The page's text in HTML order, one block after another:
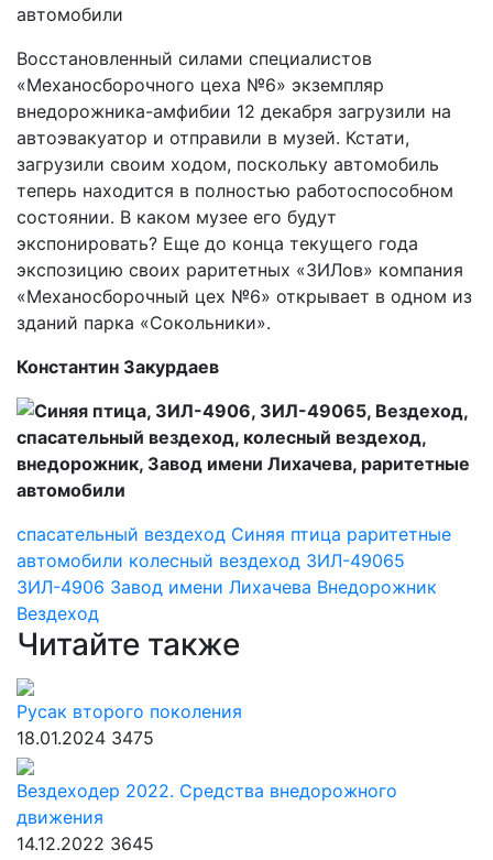
Восстановленный силами специалистов
«Механосборочного цеха №6» экземпляр
внедорожника-амфибии 12 декабря загрузили на
автоэвакуатор и отправили в музей. Кстати,
загрузили своим ходом, поскольку автомобиль
теперь находится в полностью работоспособном
состоянии. В каком музее его будут
экспонировать? Еще до конца текущего года
экспозицию своих раритетных «ЗИЛов» компания
«Механосборочный цех №6» открывает в одном из
зданий парка «Сокольники».
Константин Закурдаев
спасательный вездеход Синяя птица раритетные
автомобили колесный вездеход ЗИЛ-49065
ЗИЛ-4906 Завод имени Лихачева Внедорожник
Вездеход
Читайте также
Русак второго поколения
18.01.2024 3475
Вездеходер 2022. Средства внедорожного
движения
14.12.2022 3645